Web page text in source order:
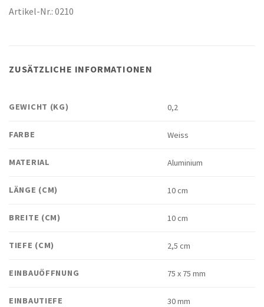
Artikel-Nr.: 0210
ZUSÄTZLICHE INFORMATIONEN
GEWICHT (KG) 0,2
FARBE Weiss
MATERIAL Aluminium
LÄNGE (CM) 10 cm
BREITE (CM) 10 cm
TIEFE (CM) 2,5 cm
EINBAUÖFFNUNG 75 x 75 mm
EINBAUTIEFE 30 mm